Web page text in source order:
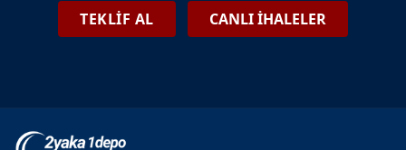
Kiralık Eşya Deposu İstanbul
10.03.2025
TEKLİF AL CANLI İHALELER